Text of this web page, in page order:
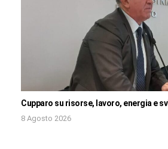
Cupparo su risorse, lavoro, energia e
8 Agosto 2026